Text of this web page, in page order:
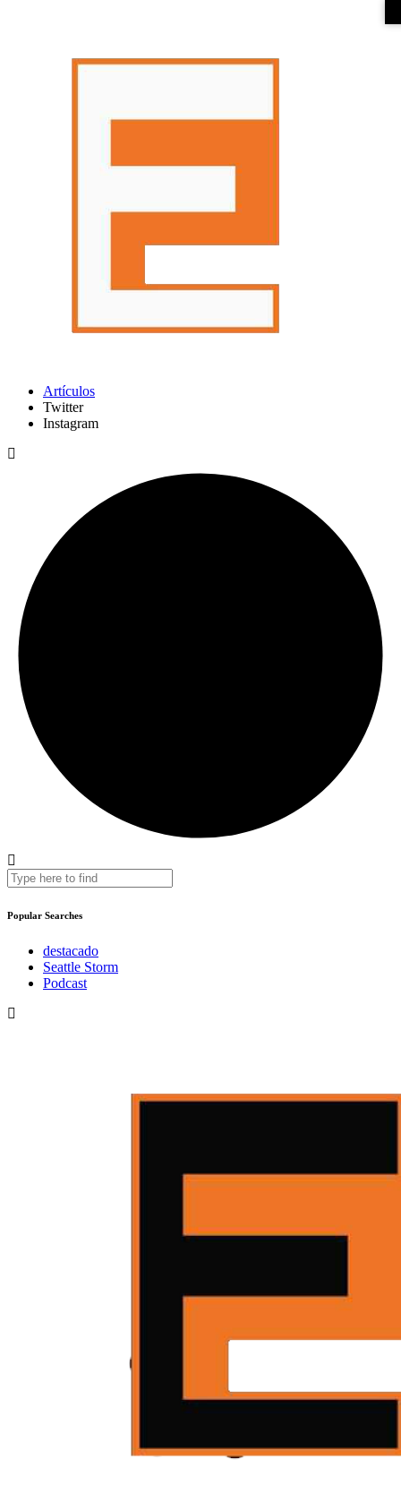
Artículos
Twitter
Instagram
Popular Searches
destacado
Seattle Storm
Podcast